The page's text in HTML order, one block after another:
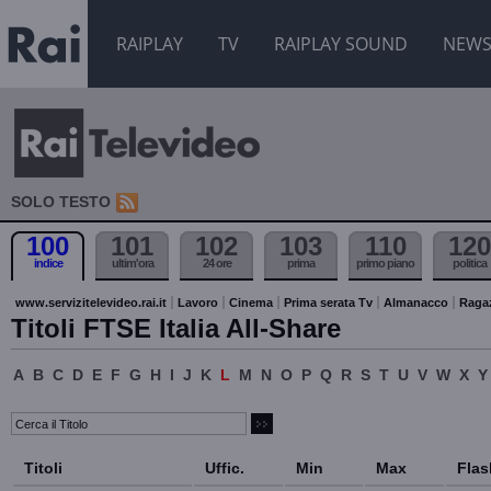
RAIPLAY TV RAIPLAY SOUND NEWS
SOLO TESTO
100
indice
101
ultim'ora
102
24 ore
103
prima
110
primo piano
120
politica
www.servizitelevideo.rai.it Lavoro Cinema Prima serata Tv Almanacco
Titoli FTSE Italia All-Share
A B C D E F G H I J K L M N O P Q R S T U V W X Y
Titoli Uffic. Min Max